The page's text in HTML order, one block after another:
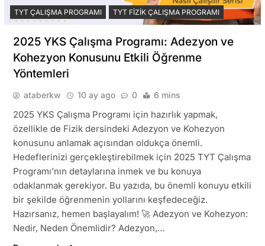
TYT ÇALIŞMA PROGRAMI TYT FIZIK ÇALIŞMA PROGRAMI
2025 YKS Çalışma Programı: Adezyon ve
Kohezyon Konusunu Etkili Öğrenme
Yöntemleri
ataberkw 10 ay ago 0 6 mins
2025 YKS Çalışma Programı için hazırlık yapmak,
özellikle de Fizik dersindeki Adezyon ve Kohezyon
konusunu anlamak açısından oldukça önemli.
Hedeflerinizi gerçekleştirebilmek için 2025 TYT Çalışma
Programı’nın detaylarına inmek ve bu konuya
odaklanmak gerekiyor. Bu yazıda, bu önemli konuyu etkili
bir şekilde öğrenmenin yollarını keşfedeceğiz.
Hazırsanız, hemen başlayalım! 🚀 Adezyon ve Kohezyon:
Nedir, Neden Önemlidir? Adezyon,…